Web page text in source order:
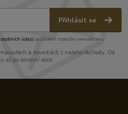
Přihlásit se
údajůza účelem rozesílky newsletteru.
a novinkách z našeho obchodu. Od
až po sezónní akce.